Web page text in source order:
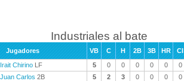
Industriales al bate
Jugadores VB C H 2B 3B HR CI
Irait Chirino LF 5 0 0 0 0 0 0
Juan Carlos 2B 5 2 3 0 0 0 0